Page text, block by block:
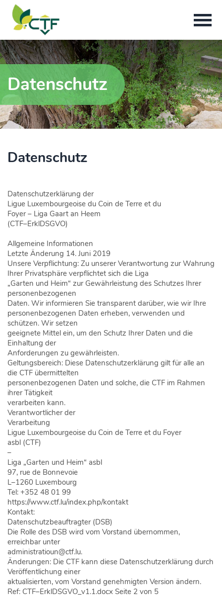
Datenschutz
Datenschutz
Datenschutzerklärung der
Ligue Luxembourgeoise du Coin de Terre et du
Foyer– Liga Gaart an Heem
(CTF–ErklDSGVO)
Allgemeine Informationen
Letzte Änderung 14. Juni 2019
Unsere Verpflichtung: Zu unserer Verantwortung zur Wahrung
Ihrer Privatsphäre verpflichtet sich die Liga
„Garten und Heim“ zur Gewährleistung des Schutzes Ihrer
personenbezogenen
Daten. Wir informieren Sie transparent darüber, wie wir Ihre
personenbezogenen Daten erheben, verwenden und
schützen. Wir setzen
geeignete Mittel ein, um den Schutz Ihrer Daten und die
Einhaltung der
Anforderungen zu gewährleisten.
Geltungsbereich: Diese Datenschutzerklärung gilt für alle an
die CTF übermittelten
personenbezogenen Daten und solche, die CTF im Rahmen
ihrer Tätigkeit
verarbeiten kann.
Verantwortlicher der
Verarbeitung
Ligue Luxembourgeoise du Coin de Terre et du Foyer
asbl (CTF)
–
Liga „Garten und Heim“ asbl
97, rue de Bonnevoie
L–1260 Luxembourg
Tel: +352 48 01 99
https://www.ctf.lu/index.php/kontakt
Kontakt:
Datenschutzbeauftragter (DSB)
Die Rolle des DSB wird vom Vorstand übernommen,
erreichbar unter
administratioun@ctf.lu.
Änderungen: Die CTF kann diese Datenschutzerklärung durch
Veröffentlichung einer
aktualisierten, vom Vorstand genehmigten Version ändern.
Ref: CTF–ErklDSGVO_v1.1.docx Seite 2 von 5